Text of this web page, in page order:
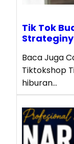
Tik Tok
Baca Juga
Tiktokshop
hiburan…